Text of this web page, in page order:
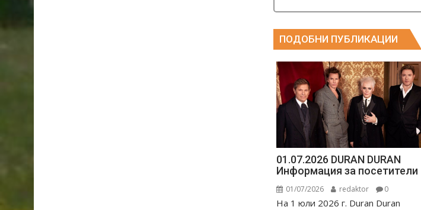
ПОДОБНИ ПУБЛИКАЦИИ
01.07.2026 DURAN DURAN
Информация за посетители
01/07/2026 redaktor 0
На 1 юли 2026 г. Duran Duran